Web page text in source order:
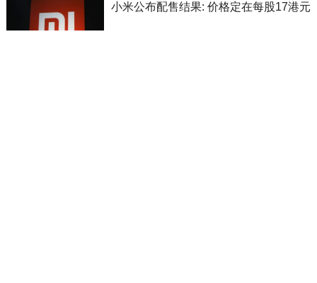
小米公布配售结果: 价格定在每股17港元